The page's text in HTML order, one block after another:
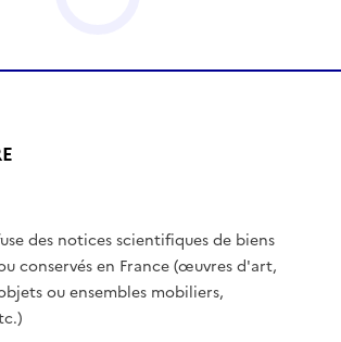
des notices scientifiques de biens
conservés en France (œuvres d'art,
ou ensembles mobiliers,